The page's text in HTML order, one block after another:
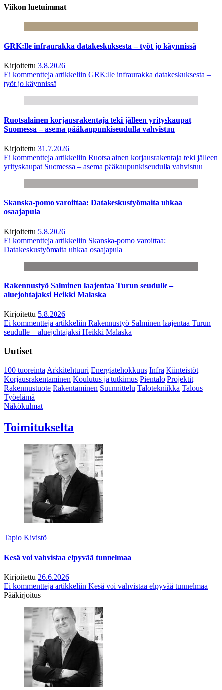
Viikon luetuimmat
GRK:lle infraurakka datakeskuksesta – työt jo käynnissä
Kirjoitettu 3.8.2026
Ei kommentteja artikkeliin GRK:lle infraurakka datakeskuksesta –
työt jo käynnissä
Ruotsalainen korjausrakentaja teki jälleen yrityskaupat
Suomessa – asema pääkaupunkiseudulla vahvistuu
Kirjoitettu 31.7.2026
Ei kommentteja artikkeliin Ruotsalainen korjausrakentaja teki jälleen
yrityskaupat Suomessa – asema pääkaupunkiseudulla vahvistuu
Skanska-pomo varoittaa: Datakeskustyömaita uhkaa
osaajapula
Kirjoitettu 5.8.2026
Ei kommentteja artikkeliin Skanska-pomo varoittaa:
Datakeskustyömaita uhkaa osaajapula
Rakennustyö Salminen laajentaa Turun seudulle –
aluejohtajaksi Heikki Malaska
Kirjoitettu 5.8.2026
Ei kommentteja artikkeliin Rakennustyö Salminen laajentaa Turun
seudulle – aluejohtajaksi Heikki Malaska
Uutiset
100 tuoreintaArkkitehtuuri Energiatehokkuus Infra Kiinteistöt
Korjausrakentaminen Koulutus ja tutkimus Pientalo Projektit
Rakennustuote Rakentaminen Suunnittelu Talotekniikka Talous
Työelämä
Näkökulmat
Toimitukselta
Tapio Kivistö
Kesä voi vahvistaa elpyvää tunnelmaa
Kirjoitettu 26.6.2026
Ei kommentteja artikkeliin Kesä voi vahvistaa elpyvää tunnelmaa
Pääkirjoitus